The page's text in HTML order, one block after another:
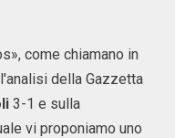
come chiamano in
della Gazzetta
3-1 e sulla
vi proponiamo uno